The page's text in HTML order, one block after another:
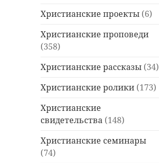
Христианские проекты (6)
Христианские проповеди
(358)
Христианские рассказы (34)
Христианские ролики (173)
Христианские
свидетельства (148)
Христианские семинары
(74)